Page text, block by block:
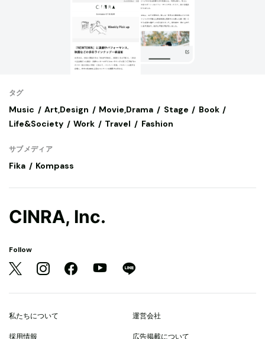
タグ
Music Art,Design Movie,Drama Stage
Book
Life&Society
Work Travel Fashion
サブメディア
Fika Kompass
CINRA, Inc.
Follow
私たちについて 運営会社
採用情報 広告掲載について